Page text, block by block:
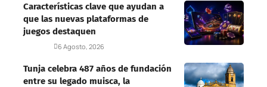
Características clave que ayudan a
que las nuevas plataformas de
juegos destaquen
6 Agosto, 2026
Tunja celebra 487 años de fundación
entre su legado muisca, la